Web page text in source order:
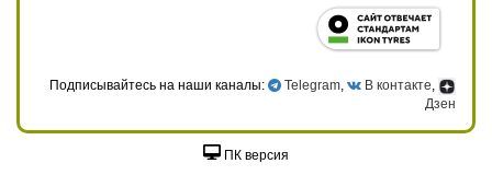
Подписывайтесь на наши каналы: Telegram , В контакте
Дзен
ПК версия